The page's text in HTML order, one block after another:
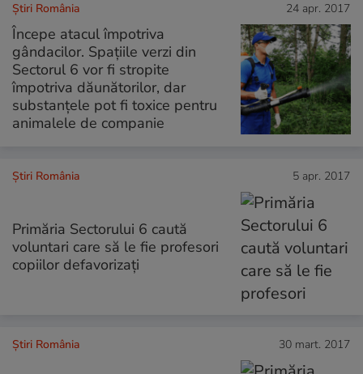
Știri România 24 apr. 2017
Începe atacul împotriva
gândacilor. Spațiile verzi din
Sectorul 6 vor fi stropite
împotriva dăunătorilor, dar
substanțele pot fi toxice pentru
animalele de companie
Știri România 5 apr. 2017
Primăria Sectorului 6 caută
voluntari care să le fie profesori
copiilor defavorizați
Știri România 30 mart. 2017